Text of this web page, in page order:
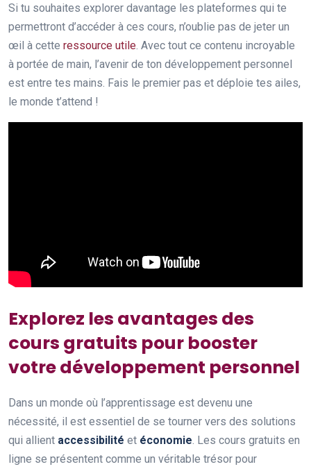
Si tu souhaites explorer davantage les plateformes qui te
permettront d’accéder à ces cours, n’oublie pas de jeter un
œil à cette ressource utile . Avec tout ce contenu incroyable
à portée de main, l’avenir de ton développement personnel
est entre tes mains. Fais le premier pas et déploie tes ailes,
le monde t’attend !
Explorez les avantages des
cours gratuits pour booster
votre développement personnel
Dans un monde où l’apprentissage est devenu une
nécessité, il est essentiel de se tourner vers des solutions
qui allient accessibilité et économie. Les cours gratuits en
ligne se présentent comme un véritable trésor pour